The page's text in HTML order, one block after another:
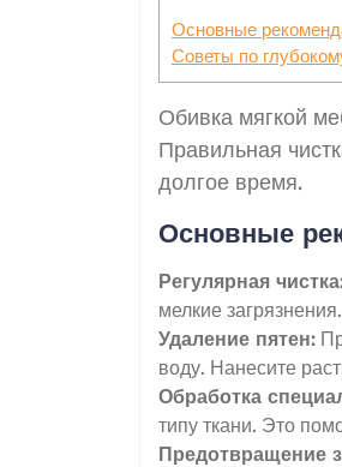
Основные
Советы по
Обивка мягкой
Правильная
долгое время.
Основные
Регулярная
мелкие загрязнения.
Удаление пятен:
воду. Нанесите
Обработка
типу ткани. Это
Предотвращение